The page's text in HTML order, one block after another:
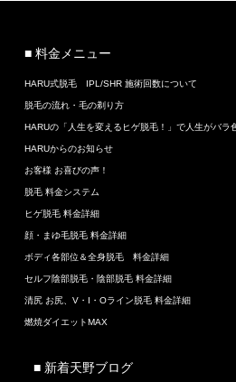
■ 料金メニュー
HARU式脱毛 IPL/SHR 施術回数について
脱毛の流れ・毛の剃り方
HARUの「人生を変えるヒゲ脱毛！」で人生がバラ
HARUからのお知らせ
お客様 お喜びの声！
脱毛 料金システム
ヒゲ脱毛 料金詳細
顔・まゆ毛脱毛 料金詳細
ボディ各部位＆全身脱毛 料金詳細
セルフ陰部脱毛・陰部脱毛 料金詳細
清尻 お尻、V・I・Oライン脱毛 料金詳細
燃焼ダイエットMAX
■ 新着天野ブログ